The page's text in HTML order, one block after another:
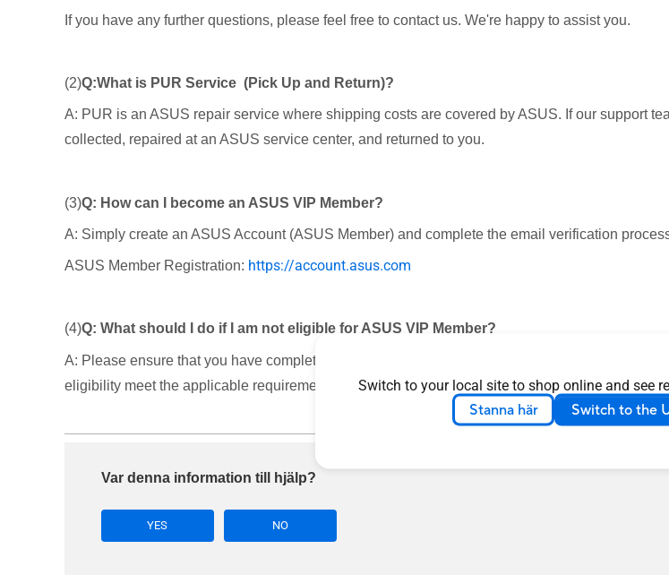
Switch to your local site to shop online and see
Stanna här Switch to the
If you have any further questions, please feel free to contact us. We're happy to assist you.
(2)Q:What is PUR Service (Pick Up and Return)?
A: PUR is an ASUS repair service where shipping costs are covered by ASUS. If our support
collected, repaired at an ASUS service center, and returned to you.
(3)Q: How can I become an ASUS VIP Member?
A: Simply create an ASUS Account (ASUS Member) and complete the email verification
ASUS Member Registration: https://account.asus.com
(4)Q: What should I do if I am not eligible for ASUS VIP Member?
A: Please ensure that you have completed both ASUS Account registration and product
eligibility meet the applicable requirements. If you are still shown as ineligible, please contact
Var denna information till hjälp?
YES NO